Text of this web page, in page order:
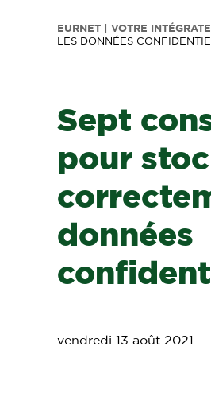
EURNET | VOTRE
LES DONNÉES
Sept
pour
données
vendredi 13 août 2021